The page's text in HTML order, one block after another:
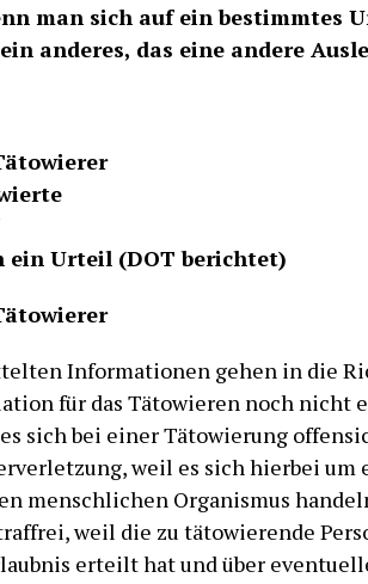
man sich auf ein bestimmtes
anderes, das eine andere
ein Urteil (DOT berichtet)
Informationen gehen in die
für das Tätowieren noch nicht
sich bei einer Tätowierung
weil es sich hierbei um
menschlichen Organismus
weil die zu tätowierende
erteilt hat und über